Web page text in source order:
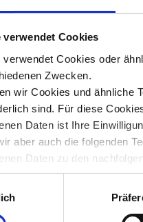
verwendet Cookies
verwendet Cookies oder
Zwecken.
wir Cookies und ähnliche
sind. Für diese
Daten ist Ihre
aber auch die folgenden
Daten zu den